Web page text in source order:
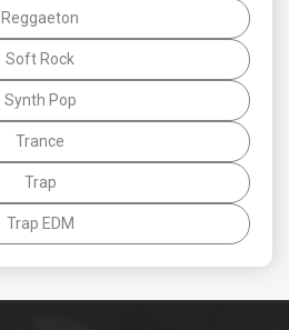
Reggaeton
Soft Rock
Synth Pop
Trance
Trap
Trap EDM